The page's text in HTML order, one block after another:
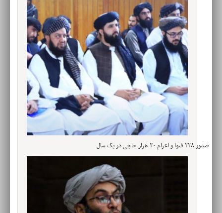
صدور ۲۲۸ فتوا و اعزام ۳۰ هزار حاجی در یک سال